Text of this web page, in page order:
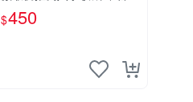
INISO 草莓熊 玩具 收藏
$450